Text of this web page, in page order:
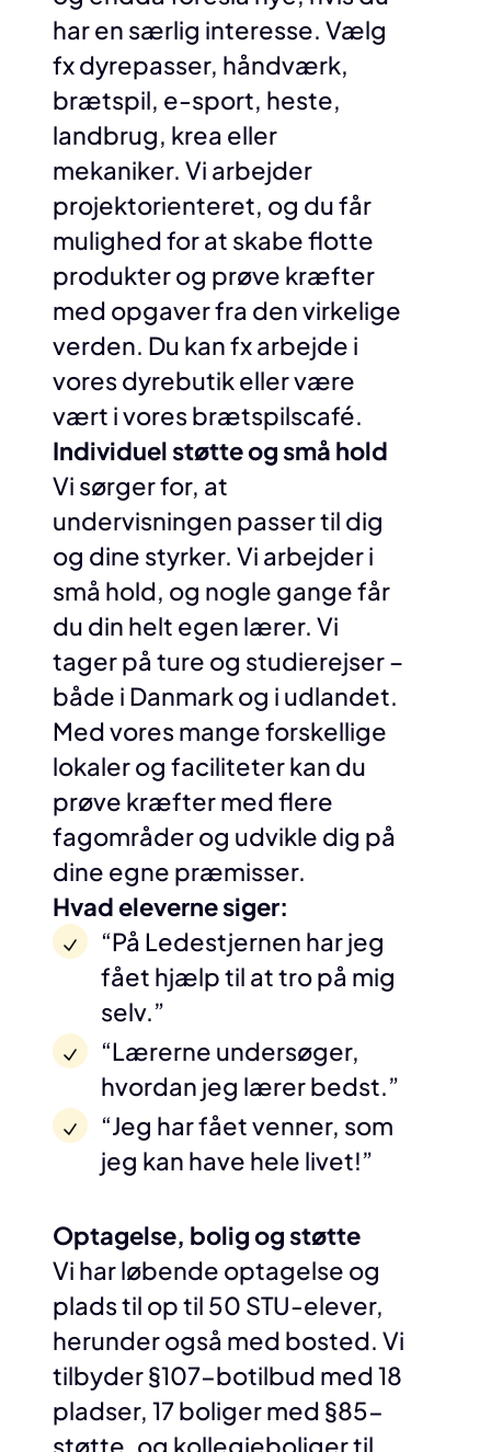
har en særlig interesse. Vælg
fx dyrepasser, håndværk,
brætspil, e-sport, heste,
landbrug, krea eller
mekaniker. Vi arbejder
projektorienteret, og du får
mulighed for at skabe flotte
produkter og prøve kræfter
med opgaver fra den virkelige
verden. Du kan fx arbejde i
vores dyrebutik eller være
vært i vores brætspilscafé.
Individuel støtte og små hold
Vi sørger for, at
undervisningen passer til dig
og dine styrker. Vi arbejder i
små hold, og nogle gange får
du din helt egen lærer. Vi
tager på ture og studierejser –
både i Danmark og i udlandet.
Med vores mange forskellige
lokaler og faciliteter kan du
prøve kræfter med flere
fagområder og udvikle dig på
dine egne præmisser.
Hvad eleverne siger:
“På Ledestjernen har jeg
fået hjælp til at tro på mig
selv.”
“Lærerne undersøger,
hvordan jeg lærer bedst.”
“Jeg har fået venner, som
jeg kan have hele livet!”
Optagelse, bolig og støtte
Vi har løbende optagelse og
plads til op til 50 STU-elever,
herunder også med bosted. Vi
tilbyder §107-botilbud med 18
pladser, 17 boliger med §85-
støtte, og kollegieboliger til